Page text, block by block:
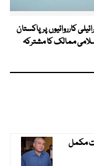
کارروائیوں پر پاکستان
8 اسلامی ممالک کا مشترکہ
مکمل